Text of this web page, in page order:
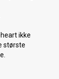
ikke
største